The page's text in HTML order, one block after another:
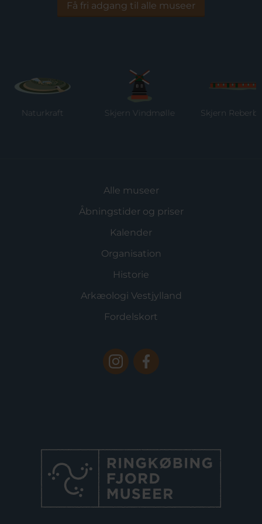
Få fri adgang til alle museer
Naturkraft Skjern Vindmølle Skjern
Alle museer
Åbningstider og priser
Kalender
Organisation
Historie
Arkæologi Vestjylland
Fordelskort